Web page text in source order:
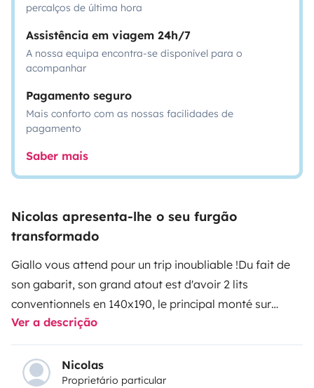
percalços de última hora
Assistência em viagem 24h/7
A nossa equipa encontra-se disponível para o
acompanhar
Pagamento seguro
Mais conforto com as nossas facilidades de
pagamento
Saber mais
Nicolas apresenta-lhe o seu furgão
transformado
Giallo vous attend pour un trip inoubliable !Du fait de
son gabarit, son grand atout est d'avoir 2 lits
conventionnels en 140x190, le principal monté sur
poulies que l'on peut monter ou descendre à son gré et
le second amovible qui vient se poser sur la table (elle
aussi amovible) et les bancs intérieurs. Donc il est
possible de dormir très confortablement à 3 ou 4 sans
Ver a descrição
Nicolas
Proprietário particular